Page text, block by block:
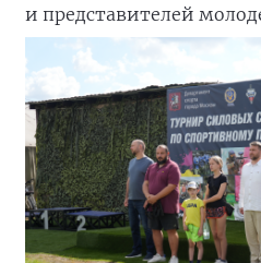
и представителей